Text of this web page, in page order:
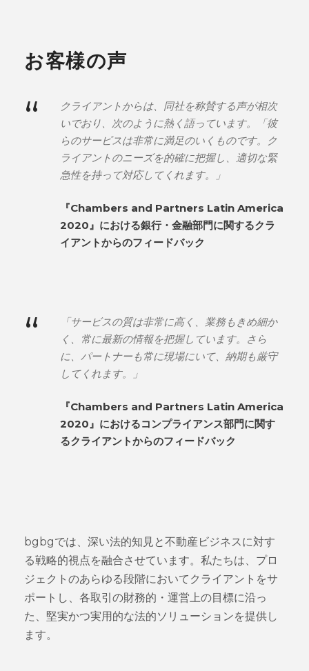
お客様の声
“
クライアントからは、同社を称賛する声が相次
いでおり、次のように熱く語っています。「彼
らのサービスは非常に満足のいくものです。ク
ライアントのニーズを的確に把握し、適切な緊
急性を持って対応してくれます。」
『Chambers and Partners Latin America
2020』における銀行・金融部門に関するクラ
イアントからのフィードバック
“
「サービスの質は非常に高く、業務もきめ細か
く、常に最新の情報を把握しています。さら
に、パートナーも常に現場にいて、納期も厳守
してくれます。」
『Chambers and Partners Latin America
2020』におけるコンプライアンス部門に関す
るクライアントからのフィードバック
bgbgでは、深い法的知見と不動産ビジネスに対す
る戦略的視点を融合させています。私たちは、プロ
ジェクトのあらゆる段階においてクライアントをサ
ポートし、各取引の財務的・運営上の目標に沿っ
た、堅実かつ実用的な法的ソリューションを提供し
ます。